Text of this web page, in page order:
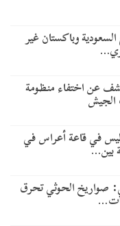
وباكستان غير
عن اختفاء منظومة
الجيش
في قاعة أعراس في
بين…
صواريخ الحوثي تحرق